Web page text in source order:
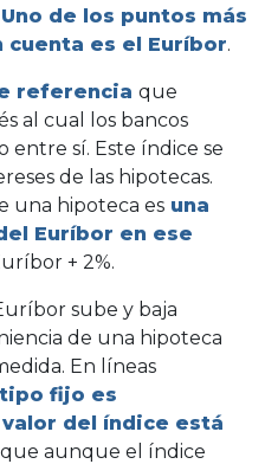
Uno de los puntos más
es el Euríbor.
referencia que
al cual los bancos
entre sí. Este índice se
de las hipotecas.
una hipoteca es una
Euríbor en ese
+ 2%.
sube y baja
de una hipoteca
En líneas
fijo es
del índice está
que aunque el índice